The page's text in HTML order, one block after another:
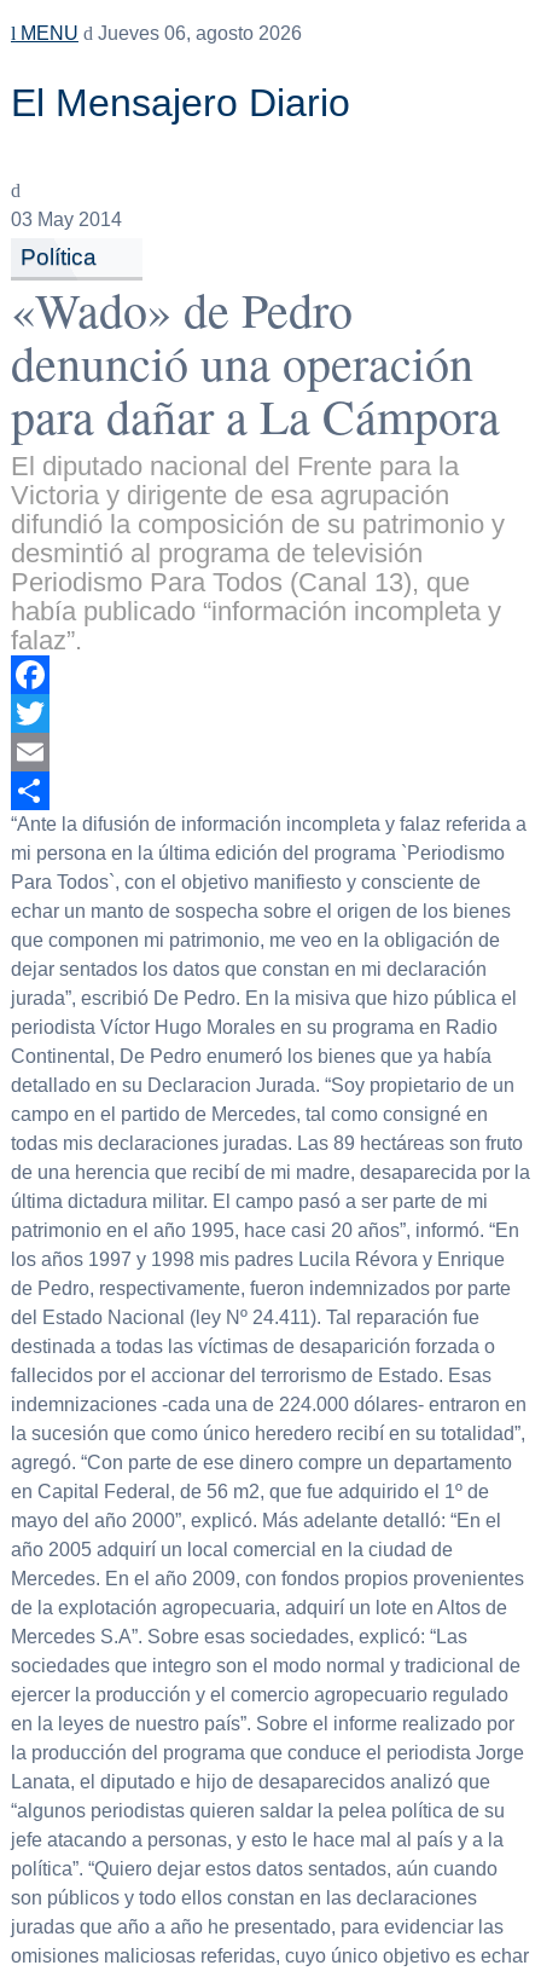
MENU Jueves 06, agosto 2026
El Mensajero Diario
03May 2014
Política
«Wado» de Pedro
denunció una operación
para dañar a La Cámpora
El diputado nacional del Frente para la
Victoria y dirigente de esa agrupación
difundió la composición de su patrimonio y
desmintió al programa de televisión
Periodismo Para Todos (Canal 13), que
había publicado “información incompleta y
falaz”.
Facebook
Twitter
Email
Compartir
“Ante la difusión de información incompleta y falaz referida a
mi persona en la última edición del programa `Periodismo
Para Todos`, con el objetivo manifiesto y consciente de
echar un manto de sospecha sobre el origen de los bienes
que componen mi patrimonio, me veo en la obligación de
dejar sentados los datos que constan en mi declaración
jurada”, escribió De Pedro. En la misiva que hizo pública el
periodista Víctor Hugo Morales en su programa en Radio
Continental, De Pedro enumeró los bienes que ya había
detallado en su Declaracion Jurada. “Soy propietario de un
campo en el partido de Mercedes, tal como consigné en
todas mis declaraciones juradas. Las 89 hectáreas son fruto
de una herencia que recibí de mi madre, desaparecida por la
última dictadura militar. El campo pasó a ser parte de mi
patrimonio en el año 1995, hace casi 20 años”, informó. “En
los años 1997 y 1998 mis padres Lucila Révora y Enrique
de Pedro, respectivamente, fueron indemnizados por parte
del Estado Nacional (ley Nº 24.411). Tal reparación fue
destinada a todas las víctimas de desaparición forzada o
fallecidos por el accionar del terrorismo de Estado. Esas
indemnizaciones -cada una de 224.000 dólares- entraron en
la sucesión que como único heredero recibí en su totalidad”,
agregó. “Con parte de ese dinero compre un departamento
en Capital Federal, de 56 m2, que fue adquirido el 1º de
mayo del año 2000”, explicó. Más adelante detalló: “En el
año 2005 adquirí un local comercial en la ciudad de
Mercedes. En el año 2009, con fondos propios provenientes
de la explotación agropecuaria, adquirí un lote en Altos de
Mercedes S.A”. Sobre esas sociedades, explicó: “Las
sociedades que integro son el modo normal y tradicional de
ejercer la producción y el comercio agropecuario regulado
en la leyes de nuestro país”. Sobre el informe realizado por
la producción del programa que conduce el periodista Jorge
Lanata, el diputado e hijo de desaparecidos analizó que
“algunos periodistas quieren saldar la pelea política de su
jefe atacando a personas, y esto le hace mal al país y a la
política”. “Quiero dejar estos datos sentados, aún cuando
son públicos y todo ellos constan en las declaraciones
juradas que año a año he presentado, para evidenciar las
omisiones maliciosas referidas, cuyo único objetivo es echar